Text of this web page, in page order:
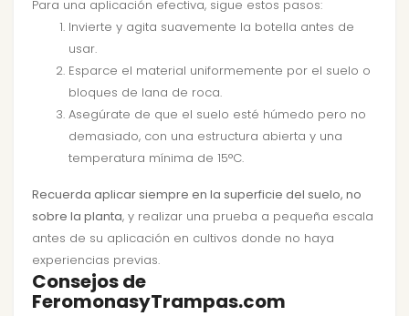
Para una aplicación efectiva, sigue estos pasos:
Invierte y agita suavemente la botella antes de
usar.
Esparce el material uniformemente por el suelo o
bloques de lana de roca.
Asegúrate de que el suelo esté húmedo pero no
demasiado, con una estructura abierta y una
temperatura mínima de 15°C.
Recuerda aplicar siempre en la superficie del suelo, no
sobre la planta, y realizar una prueba a pequeña escala
antes de su aplicación en cultivos donde no haya
experiencias previas.
Consejos de
FeromonasyTrampas.com